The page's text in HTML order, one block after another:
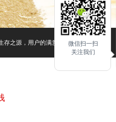
之源，用户的满意是我们最大的收益、用
微信扫一扫
关注我们